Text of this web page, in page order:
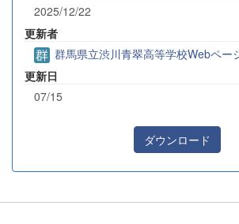
2025/12/22
更新者
群馬県立渋川青翠高等学校Webペー
更新日
07/15
ダウンロード